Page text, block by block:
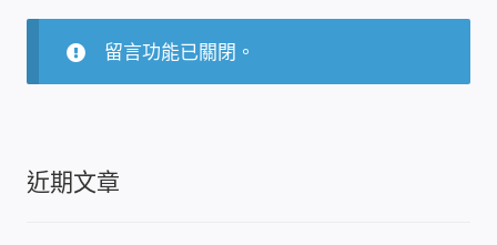
網路型門口視訊對講機
留言功能已關閉。
近期文章